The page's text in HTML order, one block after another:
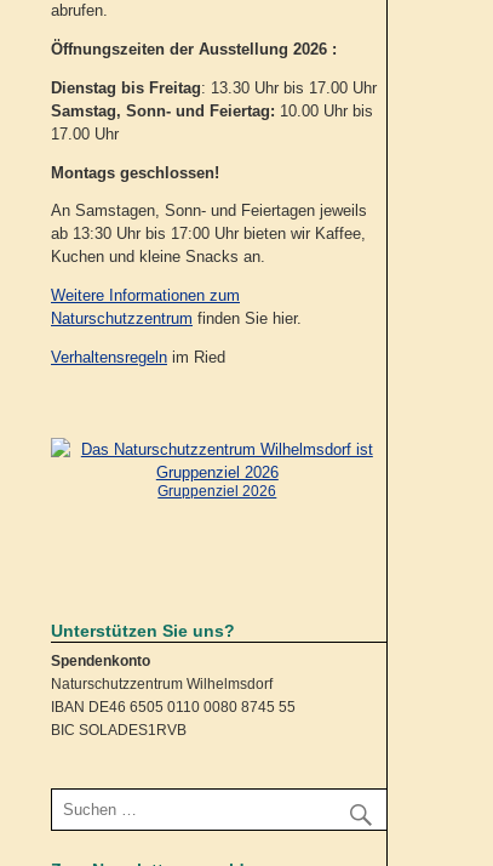
abrufen.
Öffnungszeiten der Ausstellung 2026 :
Dienstag bis Freitag: 13.30 Uhr bis 17.00 Uhr
Samstag, Sonn- und Feiertag: 10.00 Uhr bis
17.00 Uhr
Montags geschlossen!
An Samstagen, Sonn- und Feiertagen jeweils
ab 13:30 Uhr bis 17:00 Uhr bieten wir Kaffee,
Kuchen und kleine Snacks an.
Weitere Informationen zum
Naturschutzzentrum finden Sie hier.
Verhaltensregeln im Ried
Gruppenziel 2026
Unterstützen Sie uns?
Spendenkonto
Naturschutzzentrum Wilhelmsdorf
IBAN DE46 6505 0110 0080 8745 55
BIC SOLADES1RVB